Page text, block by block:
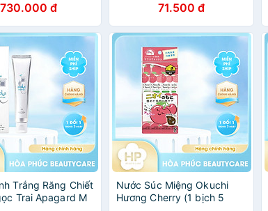
730.000 đ
Sợi Mảnh Bền Chắc - Nhập
Khẩu Thuỵ Điển
71.500 đ
Trắng Răng Chiết
Trai Apagard M
Nước Súc Miệng Okuchi
Hương Cherry (1 bịch 5